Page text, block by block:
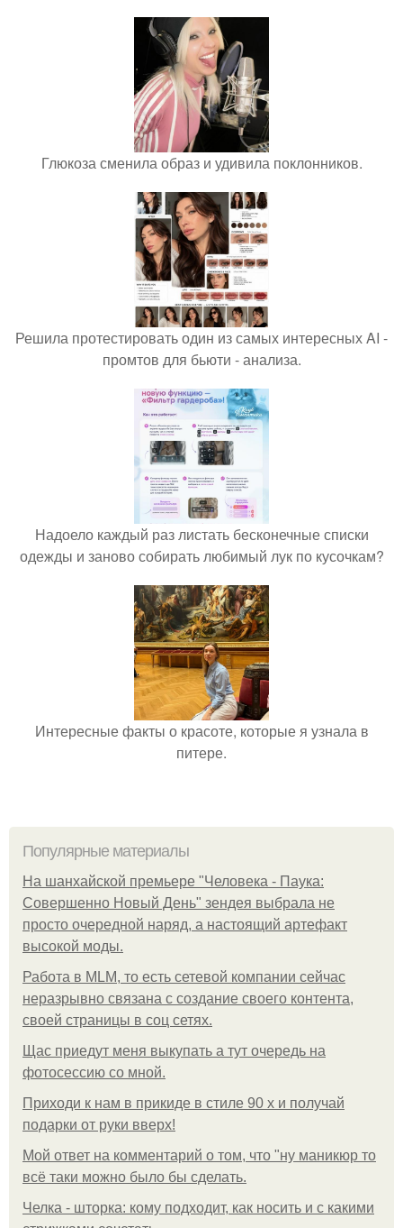
Глюкоза сменила образ и удивила поклонников.
Решила протестировать один из самых интересных AI -
промтов для бьюти - анализа.
Надоело каждый раз листать бесконечные списки
одежды и заново собирать любимый лук по кусочкам?
Интересные факты о красоте, которые я узнала в
питере.
Популярные материалы
На шанхайской премьере "Человека - Паука:
Совершенно Новый День" зендея выбрала не
просто очередной наряд, а настоящий артефакт
высокой моды.
Работа в MLM, то есть сетевой компании сейчас
неразрывно связана с создание своего контента,
своей страницы в соц сетях.
Щас приедут меня выкупать а тут очередь на
фотосессию со мной.
Приходи к нам в прикиде в стиле 90 х и получай
подарки от руки вверх!
Мой ответ на комментарий о том, что "ну маникюр то
всё таки можно было бы сделать.
Челка - шторка: кому подходит, как носить и с какими